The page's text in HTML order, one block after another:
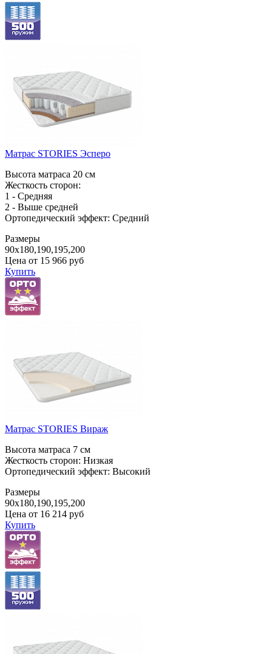
Матрас STORIES Эсперо
Высота матраса 20 см
Жесткость сторон:
1 - Средняя
2 - Выше средней
Ортопедический эффект: Средний
Размеры
90x180,190,195,200
Цена от 15 966 руб
Купить
Матрас STORIES Вираж
Высота матраса 7 см
Жесткость сторон: Низкая
Ортопедический эффект: Высокий
Размеры
90x180,190,195,200
Цена от 16 214 руб
Купить